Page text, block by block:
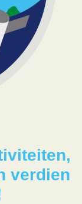
verdien